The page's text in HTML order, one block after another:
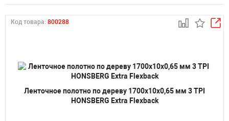
Код товара: 800288
Ленточное полотно по дереву 1700х10х0,65 мм 3 TPI
HONSBERG Extra Flexback